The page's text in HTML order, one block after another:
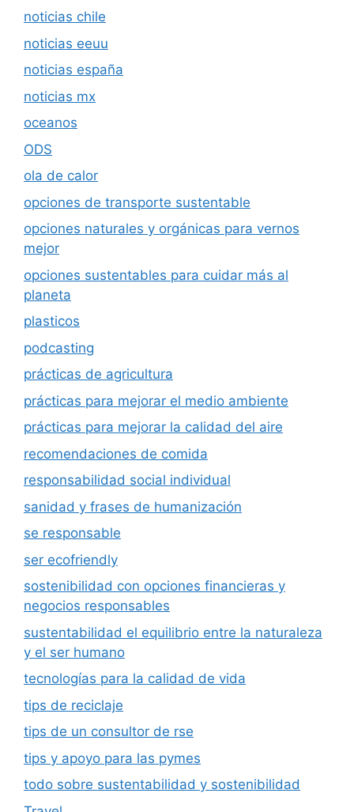
noticias chile
noticias eeuu
noticias españa
noticias mx
oceanos
ODS
ola de calor
opciones de transporte sustentable
opciones naturales y orgánicas para vernos
mejor
opciones sustentables para cuidar más al
planeta
plasticos
podcasting
prácticas de agricultura
prácticas para mejorar el medio ambiente
prácticas para mejorar la calidad del aire
recomendaciones de comida
responsabilidad social individual
sanidad y frases de humanización
se responsable
ser ecofriendly
sostenibilidad con opciones financieras y
negocios responsables
sustentabilidad el equilibrio entre la naturaleza
y el ser humano
tecnologías para la calidad de vida
tips de reciclaje
tips de un consultor de rse
tips y apoyo para las pymes
todo sobre sustentabilidad y sostenibilidad